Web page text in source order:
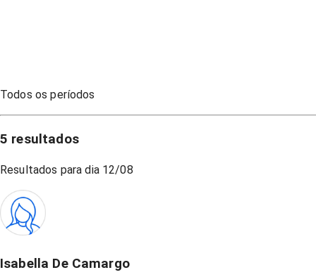
Todos os períodos
5 resultados
Resultados para dia 12/08
Isabella De Camargo